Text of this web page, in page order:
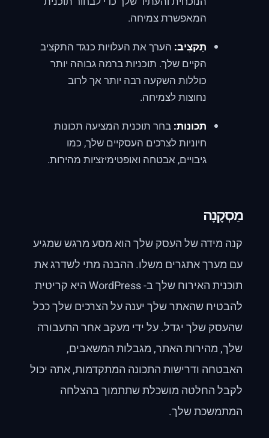
המאפשרת צמיחה.
תַקצִיב: הערך את העלויות כנגד התקציב
הקיים שלך. תוכניות ברמה גבוהה יותר
כוללות השקעה רבה יותר אך לרוב
נחוצות לצמיחה.
תכונות: בחר תוכנית המציעה תכונות
חיוניות לצרכים העסקיים שלך, כמו
גיבויים, אבטחה ואופטימיזציות מהירות.
מַסְקָנָה
קנה מידה של העסק שלך הוא מסע מרגש שמגיע
עם מערך אתגרים משלו. ההבנה מתי לשדרג את
תוכנית האירוח שלך ב- WordPress היא קריטית
להבטיח שהאתר שלך יענה על הצרכים שלך ככל
שהעסק שלך יגדל. על ידי מעקב אחר התעבורה
שלך, מהירות האתר, מגבלות המשאבים,
האבטחה ודרישות התכונה המתקדמות, אתה יכול
לקבל החלטה מושכלת שתתמוך בהצלחה
המתמשכת שלך.